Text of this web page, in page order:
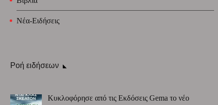
Νέα-Ειδήσεις
Ροή ειδήσεων
Κυκλοφόρησε από τις Εκδόσεις Gema το νέο